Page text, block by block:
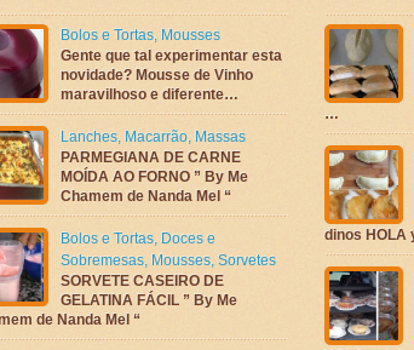
Bolos e Tortas, Mousses
Gente que tal experimentar esta
novidade? Mousse de Vinho
maravilhoso e diferente…
Lanches, Macarrão, Massas
PARMEGIANA DE CARNE
MOÍDA AO FORNO ” By Me
Chamem de Nanda Mel “
Bolos e Tortas, Doces e
Sobremesas, Mousses, Sorvetes
SORVETE CASEIRO DE
GELATINA FÁCIL ” By Me
de Nanda Mel “
…
dinos HOLA